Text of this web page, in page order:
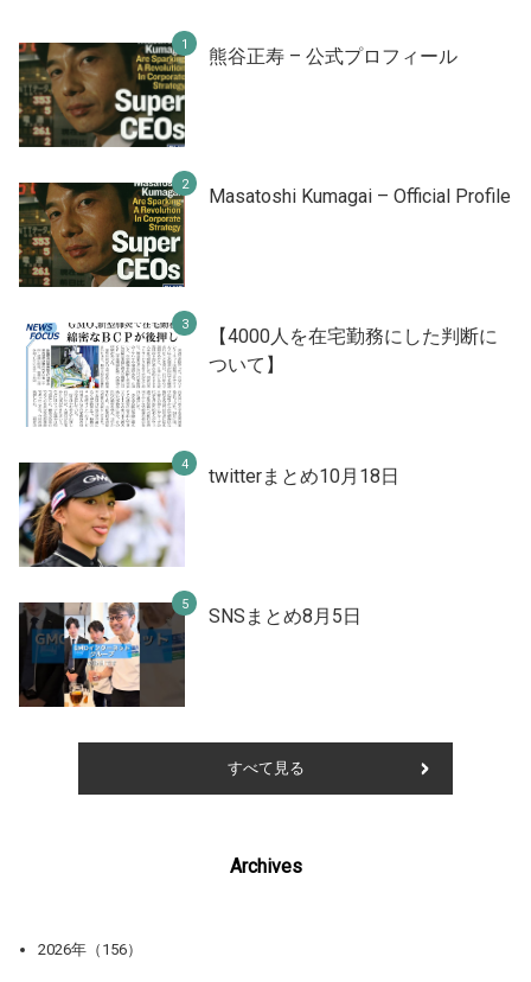
熊谷正寿 – 公式プロフィール
Masatoshi Kumagai – Official Profile
【4000人を在宅勤務にした判断に
ついて】
twitterまとめ10月18日
SNSまとめ8月5日
すべて見る
Archives
2026年（156）